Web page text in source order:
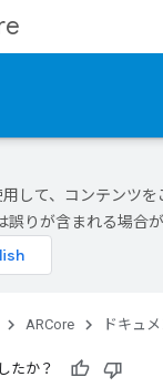
して、コンテンツ
誤りが含まれる場合が
ARCore ドキュ
たか？